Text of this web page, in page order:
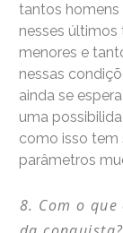
tantos homens
nesses últimos
menores e
nessas
ainda se
uma
como isso tem
parâmetros
Com o